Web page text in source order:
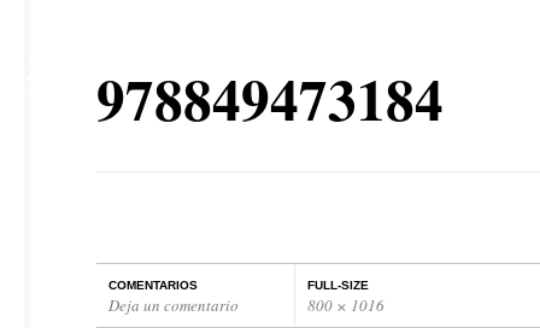
978849473184
COMENTARIOS
Deja un comentario
FULL-SIZE
800 × 1016